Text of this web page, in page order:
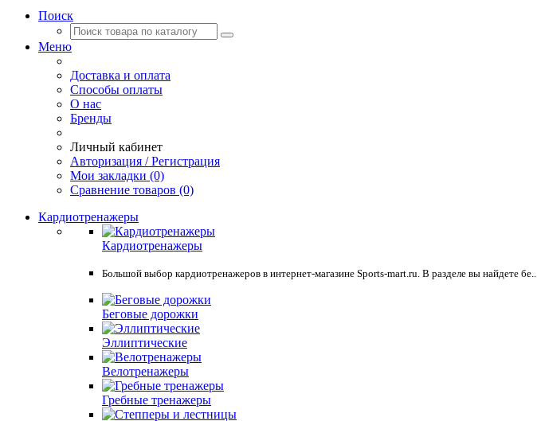
Поиск
Меню
Доставка и оплата
Способы оплаты
О нас
Бренды
Личный кабинет
Авторизация / Регистрация
Мои закладки (0)
Сравнение товаров (0)
Кардиотренажеры
Кардиотренажеры
Большой выбор кардиотренажеров в интернет-магазине Sports-mart.ru. В разделе вы найдете бе..
Беговые дорожки
Эллиптические
Велотренажеры
Гребные тренажеры